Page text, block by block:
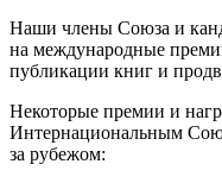
Наши члены Союза и
на международные
публикации книг и
Некоторые премии и
Интернациональным
за рубежом: